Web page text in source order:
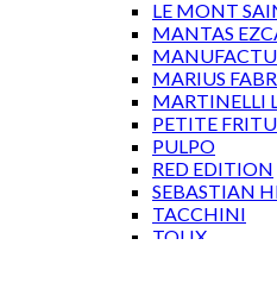
LE MONT
MANTAS
MARIUS
MARTINELLI
PETITE
PULPO
RED EDITION
SEBASTIAN
TACCHINI
TOLIX